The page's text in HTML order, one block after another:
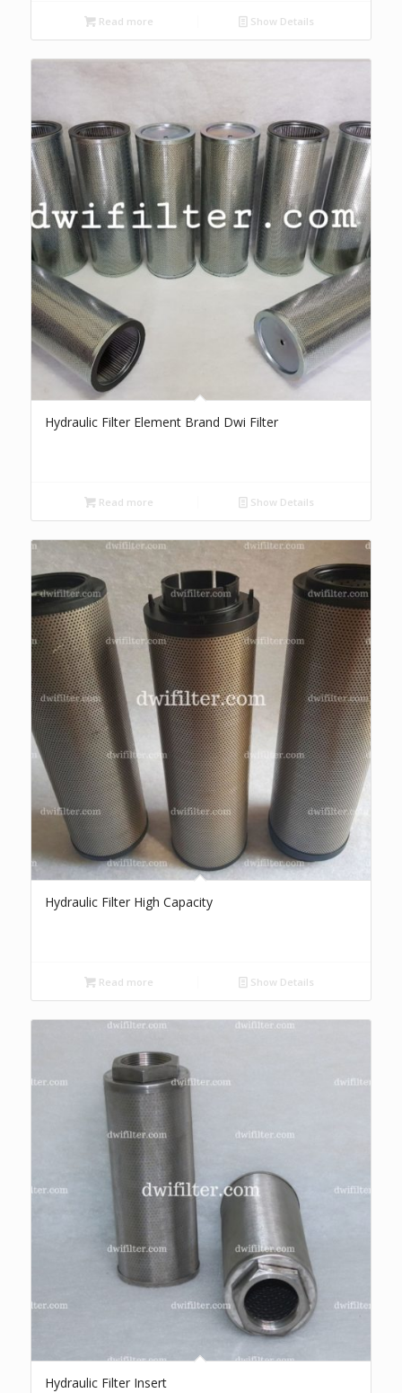
Read more Show Details
Hydraulic Filter Element Brand Dwi Filter
Read more Show Details
Hydraulic Filter High Capacity
Read more Show Details
Hydraulic Filter Insert